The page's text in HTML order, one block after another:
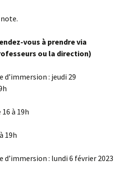
vous à prendre via
ou la direction)
d’immersion : jeudi 29
à 19h
19h
d’immersion : lundi 6 février 2023